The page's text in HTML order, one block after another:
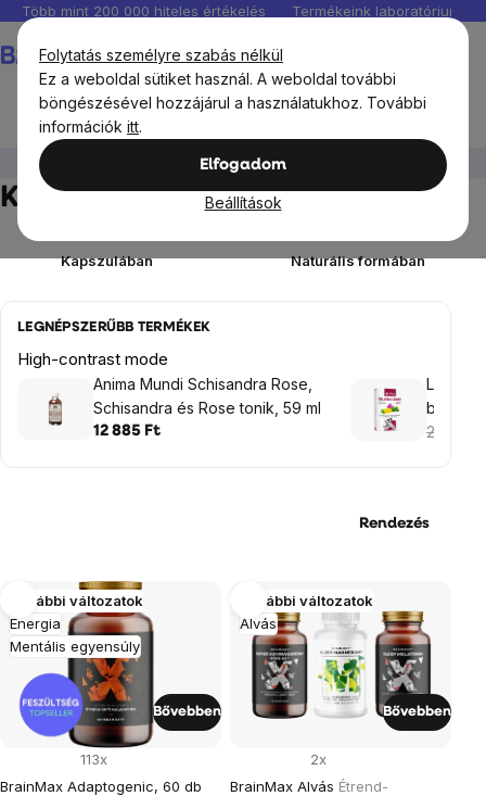
Folytatás személyre szabás nélkül
Ez a weboldal sütiket használ. A weboldal további
böngészésével hozzájárul a használatukhoz. További
információk itt.
Elfogadom
Beállítások
Ugrás
fő
tartalomhoz
Több mint 200 000 hiteles értékelés Termékeink
Kivonatok, adaptogének
Kivonatok, adaptogének
Kapszulában Naturális formában
LEGNÉPSZERŰBB TERMÉKEK
High-contrast mode
Anima Mundi Schisandra Rose,
Schisandra és Rose tonik, 59 ml
12 885 Ft
Liftea
2 660 Ft
Rendezés
Termékek
listája
Energia
Mentális egyensúly
További változatok
BrainMax Adaptogenic, 60 db
113x
Bővebben
Alvás
További változatok
BrainMax Alvás Étrend-
2x
Bővebben